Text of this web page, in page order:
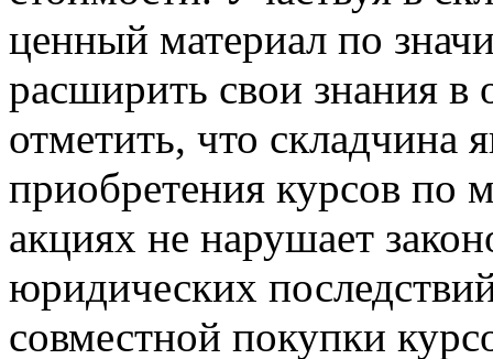
ценный материал по
расширить свои знания в
отметить, что складчина
приобретения курсов по
акциях не нарушает
юридических
совместной покупки